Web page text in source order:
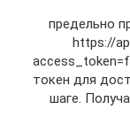
предельно
https://
токен для
шаге.